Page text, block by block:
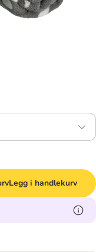
Legg i handlekurv